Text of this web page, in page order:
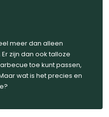
meer dan alleen
zijn dan ook talloze
toe kunt passen,
wat is het precies en